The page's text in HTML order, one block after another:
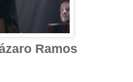
Ramos